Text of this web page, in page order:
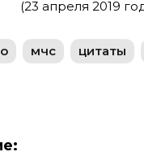
(23 апреля 2019
мчс цитаты